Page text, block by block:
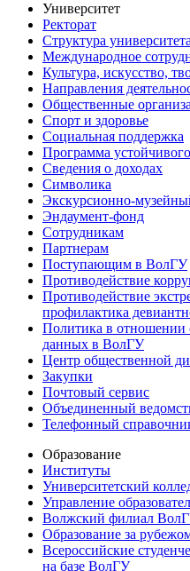
Университет
Ректорат
Структура
Международное
Культура, искусство,
Направления
Общественные
Спорт и здоровье
Социальная поддержка
Программа
Сведения о доходах
Символика
Экскурсионно-
Эндаумент-фонд
Сотрудникам
Партнерам
Поступающим в ВолГУ
Противодействие
Противодействие
профилактика
Политика в отношении
данных в ВолГУ
Центр общественной
Закупки
Почтовый сервис
Объединенный
Телефонный
Образование
Институты
Университетский
Управление
Волжский филиал
Образование за
Всероссийские
на базе ВолГУ